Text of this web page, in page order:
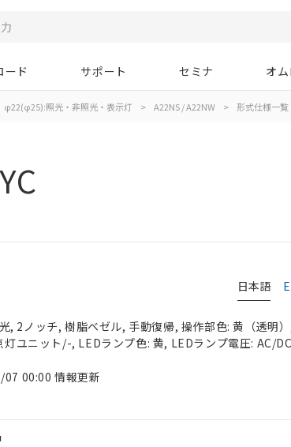
ード サポート セミナ オ
φ22(φ25):照光・非照光・表示灯 > A22NS / A22NW > 形式仕様一覧
日本語
, 2ノッチ, 樹脂ベゼル, 手動復帰, 操作部色: 黄（透明
ユニット/-, LEDランプ色: 黄, LEDランプ電圧: AC/
00:00 情報更新